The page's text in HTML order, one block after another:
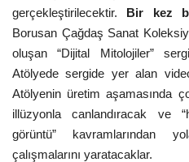
gerçekleştirilecektir. Bir kez
Borusan Çağdaş Sanat
oluşan “Dijital Mitolojiler”
Atölyede sergide yer alan
Atölyenin üretim aşamasında
illüzyonla canlandıracak ve
görüntü” kavramlarından
çalışmalarını yaratacaklar.